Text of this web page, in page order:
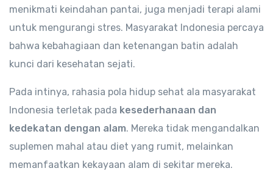
menikmati keindahan pantai, juga menjadi terapi alami
untuk mengurangi stres. Masyarakat Indonesia percaya
bahwa kebahagiaan dan ketenangan batin adalah
kunci dari kesehatan sejati.
Pada intinya, rahasia pola hidup sehat ala masyarakat
Indonesia terletak pada kesederhanaan dan
kedekatan dengan alam. Mereka tidak mengandalkan
suplemen mahal atau diet yang rumit, melainkan
memanfaatkan kekayaan alam di sekitar mereka.